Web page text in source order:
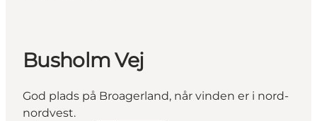
Busholm Vej
God plads på Broagerland, når vinden er i nord-
nordvest.